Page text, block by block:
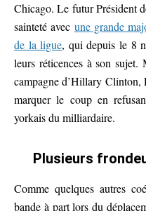
Chicago. Le futur Président
sainteté avec une grande
de la ligue, qui depuis le 8
leurs réticences à son
campagne d’Hillary Clinton,
marquer le coup en
yorkais du milliardaire.
Plusieurs
Comme quelques autres
bande à part lors du